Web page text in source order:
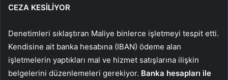
CEZA KESİLİYOR
Denetimleri sıklaştıran Maliye binlerce işletmeyi tespit etti.
Kendisine ait banka hesabına (IBAN) ödeme alan
işletmelerin yaptıkları mal ve hizmet satışlarına ilişkin
belgelerini düzenlemeleri gerekiyor. Banka hesapları ile